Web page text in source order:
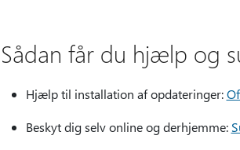
Sådan får du hjælp og
Hjælp til installation af opdateringer:
Beskyt dig selv online og derhjemme: